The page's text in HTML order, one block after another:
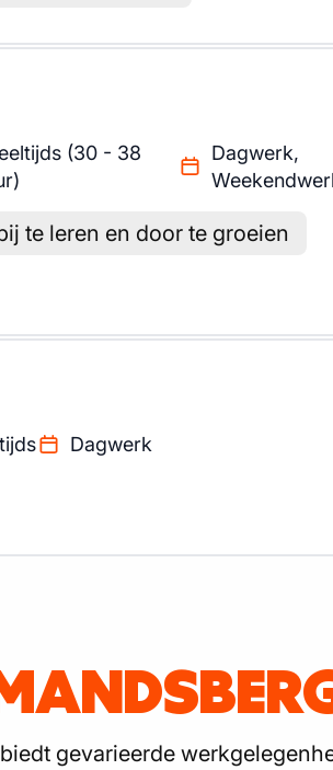
(30 - 38
Dagwerk,
te leren en door te groeien
Dagwerk
gevarieerde